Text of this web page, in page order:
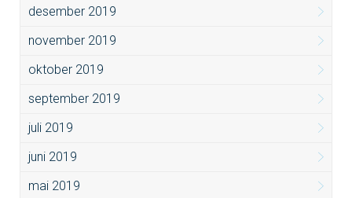
desember 2019
november 2019
oktober 2019
september 2019
juli 2019
juni 2019
mai 2019